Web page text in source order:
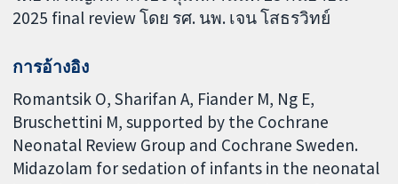
2025 final review โดย รศ. นพ. เจน โสธรวิทย์
การอ้างอิง
Romantsik O, Sharifan A, Fiander M, Ng E,
Bruschettini M, supported by the Cochrane
Neonatal Review Group and Cochrane Sweden.
Midazolam for sedation of infants in the neonatal